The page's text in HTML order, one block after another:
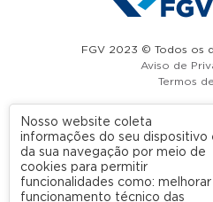
FGV 2023 © Todos os
Aviso de
Termos
A
Nossas
Nosso website coleta
informações do seu dispositivo
da sua navegação por meio de
cookies para permitir
funcionalidades como: melhorar
funcionamento técnico das